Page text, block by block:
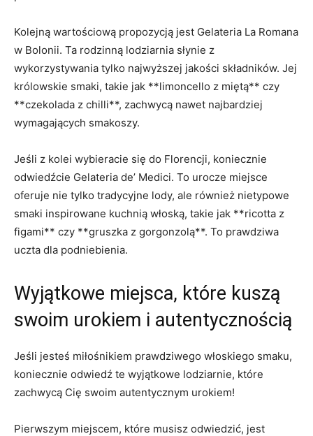
Kolejną wartościową‌ propozycją ⁢jest Gelateria La Romana
w Bolonii. Ta rodzinną lodziarnia słynie z
wykorzystywania ‍tylko najwyższej jakości składników. Jej
królowskie smaki, takie jak‌ **limoncello z miętą** czy
⁤**czekolada z chilli**,‌ zachwycą nawet najbardziej
wymagających smakoszy.
Jeśli ​z kolei ⁤wybieracie się do Florencji, koniecznie
odwiedźcie Gelateria de’ Medici. To⁤ urocze miejsce
oferuje nie ​tylko tradycyjne lody, ale również nietypowe​
smaki ‌inspirowane ⁣kuchnią włoską, takie jak **ricotta⁤ z
figami** czy **gruszka z gorgonzolą**. To‌ prawdziwa
uczta dla podniebienia.
Wyjątkowe miejsca, które kuszą
swoim urokiem⁤ i autentycznością
Jeśli ⁣jesteś miłośnikiem‍ prawdziwego włoskiego smaku,
koniecznie odwiedź⁤ te wyjątkowe ​lodziarnie, ​które
zachwycą Cię swoim ​autentycznym⁣ urokiem!
Pierwszym miejscem, które musisz ⁣odwiedzić, jest